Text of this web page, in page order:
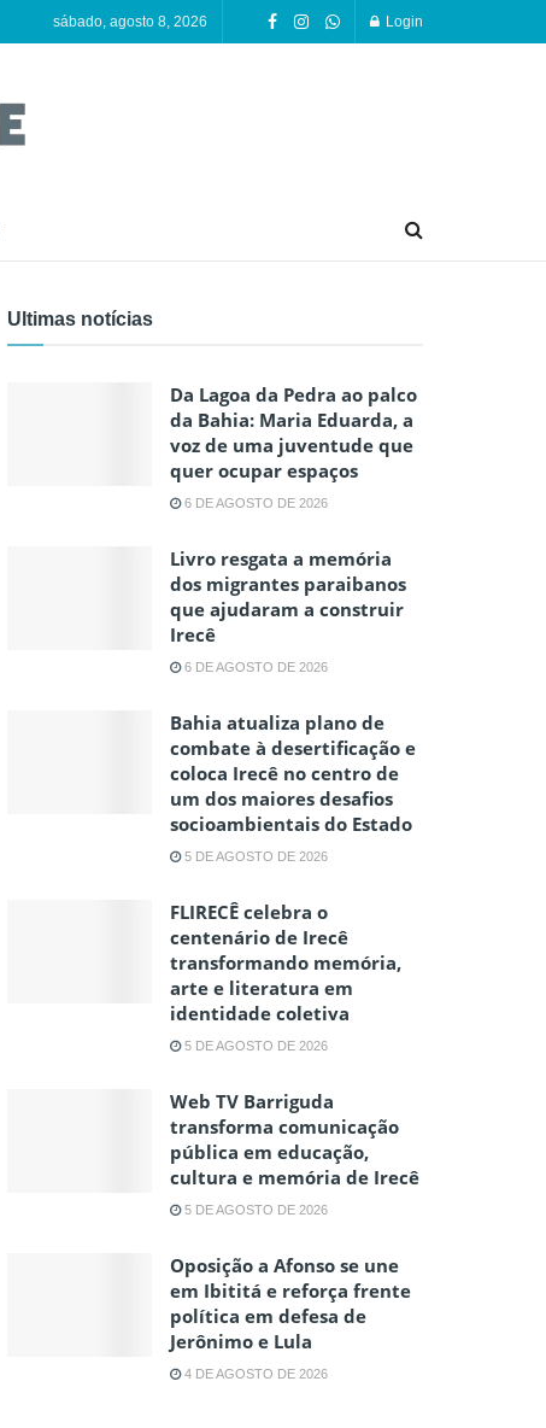
sábado, agosto 8, 2026 Login
Ultimas notícias
Da Lagoa da Pedra ao palco
da Bahia: Maria Eduarda, a
voz de uma juventude que
quer ocupar espaços
6 DE AGOSTO DE 2026
Livro resgata a memória
dos migrantes paraibanos
que ajudaram a construir
Irecê
6 DE AGOSTO DE 2026
Bahia atualiza plano de
combate à desertificação e
coloca Irecê no centro de
um dos maiores desafios
socioambientais do Estado
5 DE AGOSTO DE 2026
FLIRECÊ celebra o
centenário de Irecê
transformando memória,
arte e literatura em
identidade coletiva
5 DE AGOSTO DE 2026
Web TV Barriguda
transforma comunicação
pública em educação,
cultura e memória de Irecê
5 DE AGOSTO DE 2026
Oposição a Afonso se une
em Ibititá e reforça frente
política em defesa de
Jerônimo e Lula
4 DE AGOSTO DE 2026